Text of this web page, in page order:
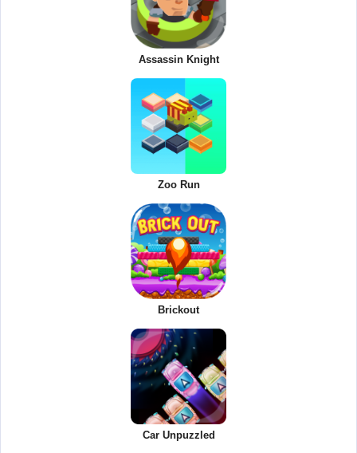
Assassin Knight
Zoo Run
Brickout
Car Unpuzzled